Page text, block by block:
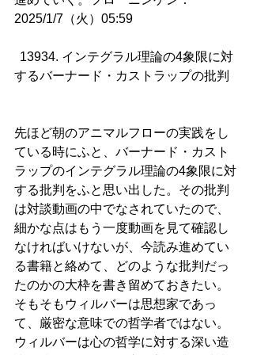
2025/1/7（火）05:59
13934. インテグラル理論の4象限に対
するバーナード・カストラップの批判
先ほど朝のアニマルフローの実践をし
ている時にふと、バーナード・カスト
ラップのインテグラル理論の4象限に対
する批判をふと思い出した。その批判
は対談動画の中でなされていたので、
細かな点はもう一度動画を見て確認し
なければいけないが、今読み進めてい
る書籍と絡めて、どのような批判だっ
たのかの大枠を書き留めておきたい。
そもそもウィルバーは思想家であっ
て、厳密な意味での哲学者ではない。
ウィルバーは心の哲学に対する深い造